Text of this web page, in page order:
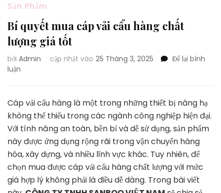
Sản Phẩm
Bí quyết mua cáp vải cẩu hàng chất
lượng giá tốt
bởi Admin cập nhật vào 25 Tháng 3, 2025
Để lại bình
luận
mua
vải
cẩu
hàng
chất
lượng
giá
tốt
Cáp vải cẩu hàng là một trong những thiết bị nâng hạ
không thể thiếu trong các ngành công nghiệp hiện đại.
Với tính năng an toàn, bền bỉ và dễ sử dụng, sản phẩm
này được ứng dụng rộng rãi trong vận chuyển hàng
hóa, xây dựng, và nhiều lĩnh vực khác. Tuy nhiên, để
chọn mua được cáp vải cẩu hàng chất lượng với mức
giá hợp lý không phải là điều dễ dàng. Trong bài viết